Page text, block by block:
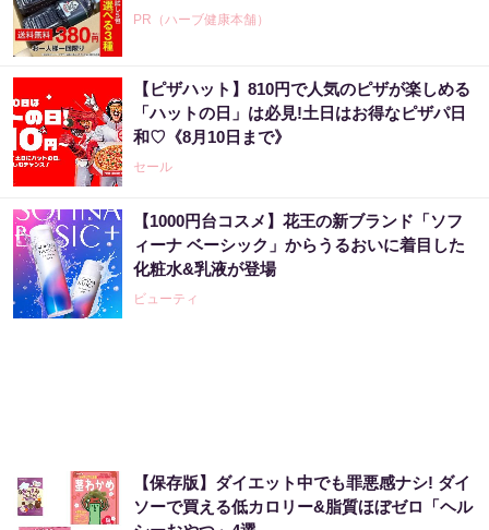
PR（ハーブ健康本舗）
【当選】金運が上がる直前に起こるサイン
PR（合同会社デジタルファーム ）
アマゾン1位の実績！380円で5日間お試し。
PR（ハーブ健康本舗）
８月のロト6はこの方法で買え!!６つの数字が
『完全一致』する方法
【ピザハット】810円で人気のピザが楽しめる
「ハットの日」は必見!土日はお得なピザパ日
和♡《8月10日まで》
セール
【1000円台コスメ】花王の新ブランド「ソフ
ィーナ ベーシック」からうるおいに着目した
化粧水&乳液が登場
ビューティ
【保存版】ダイエット中でも罪悪感ナシ! ダイ
ソーで買える低カロリー&脂質ほぼゼロ「ヘル